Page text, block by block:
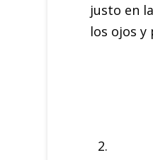
justo en
los ojos y